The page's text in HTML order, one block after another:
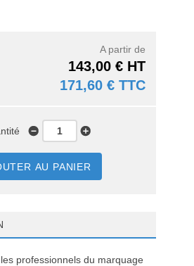
A partir de
143,00 € HT
171,60 € TTC
AU PANIER
professionnels du marquage